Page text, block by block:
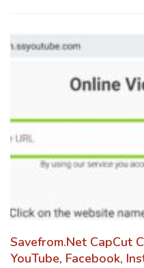
Savefrom.Net CapCut
YouTube, Facebook,